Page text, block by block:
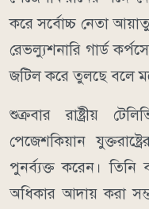
করে সর্বোচ্চ নেতা
রেভল্যুশনারি গার্ড
জটিল করে তুলছে বলে
শুক্রবার রাষ্ট্রীয়
পেজেশকিয়ান
পুনর্ব্যক্ত করেন। তিনি
অধিকার আদায় করা